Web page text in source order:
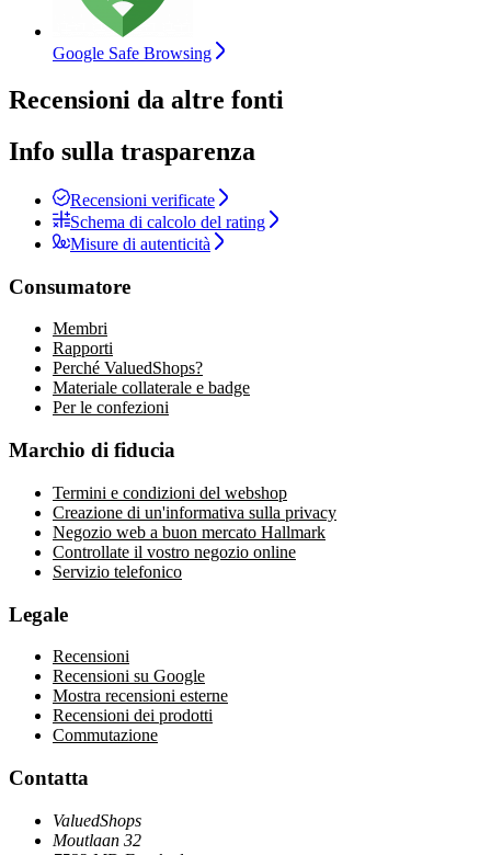
Google Safe Browsing
Recensioni da altre fonti
Info sulla trasparenza
Recensioni verificate
Schema di calcolo del rating
Misure di autenticità
Consumatore
Membri
Rapporti
Perché ValuedShops?
Materiale collaterale e badge
Per le confezioni
Marchio di fiducia
Termini e condizioni del webshop
Creazione di un'informativa sulla privacy
Negozio web a buon mercato Hallmark
Controllate il vostro negozio online
Servizio telefonico
Legale
Recensioni
Recensioni su Google
Mostra recensioni esterne
Recensioni dei prodotti
Commutazione
Contatta
ValuedShops
Moutlaan 32